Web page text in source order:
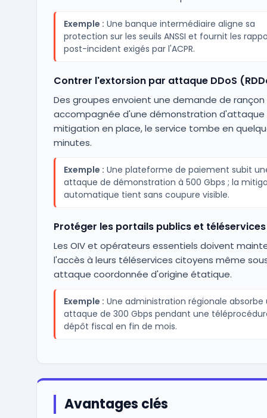
Exemple : Une banque intermédiaire aligne sa
protection sur les seuils ANSSI et fournit les
post-incident exigés par l'ACPR.
Contrer l'extorsion par attaque DDoS
Des groupes envoient une demande de rançon
accompagnée d'une démonstration d'attaque
mitigation en place, le service tombe en
minutes.
Exemple : Une plateforme de paiement subit
attaque de démonstration à 500 Gbps ; la
automatique tient sans coupure visible.
Protéger les portails publics et téléservices
Les OIV et opérateurs essentiels doivent
l'accès à leurs téléservices citoyens même
attaque coordonnée d'origine étatique.
Exemple : Une administration régionale absorbe
attaque de 300 Gbps pendant une
dépôt fiscal en fin de mois.
Avantages clés